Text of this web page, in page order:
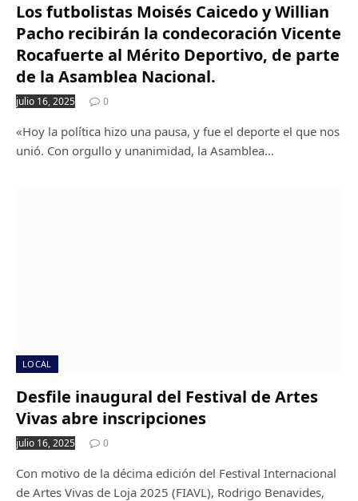
Los futbolistas Moisés Caicedo y Willian
Pacho recibirán la condecoración Vicente
Rocafuerte al Mérito Deportivo, de parte
de la Asamblea Nacional.
julio 16, 2025 0
«Hoy la política hizo una pausa, y fue el deporte el que nos
unió. Con orgullo y unanimidad, la Asamblea…
LOCAL
Desfile inaugural del Festival de Artes
Vivas abre inscripciones
julio 16, 2025 0
Con motivo de la décima edición del Festival Internacional
de Artes Vivas de Loja 2025 (FIAVL), Rodrigo Benavides,